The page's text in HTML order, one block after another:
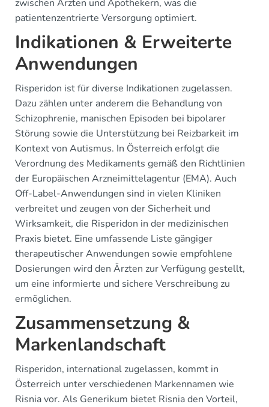
zwischen Ärzten und Apothekern, was die
patientenzentrierte Versorgung optimiert.
Indikationen & Erweiterte
Anwendungen
Risperidon ist für diverse Indikationen zugelassen.
Dazu zählen unter anderem die Behandlung von
Schizophrenie, manischen Episoden bei bipolarer
Störung sowie die Unterstützung bei Reizbarkeit im
Kontext von Autismus. In Österreich erfolgt die
Verordnung des Medikaments gemäß den Richtlinien
der Europäischen Arzneimittelagentur (EMA). Auch
Off-Label-Anwendungen sind in vielen Kliniken
verbreitet und zeugen von der Sicherheit und
Wirksamkeit, die Risperidon in der medizinischen
Praxis bietet. Eine umfassende Liste gängiger
therapeutischer Anwendungen sowie empfohlene
Dosierungen wird den Ärzten zur Verfügung gestellt,
um eine informierte und sichere Verschreibung zu
ermöglichen.
Zusammensetzung &
Markenlandschaft
Risperidon, international zugelassen, kommt in
Österreich unter verschiedenen Markennamen wie
Risnia vor. Als Generikum bietet Risnia den Vorteil,